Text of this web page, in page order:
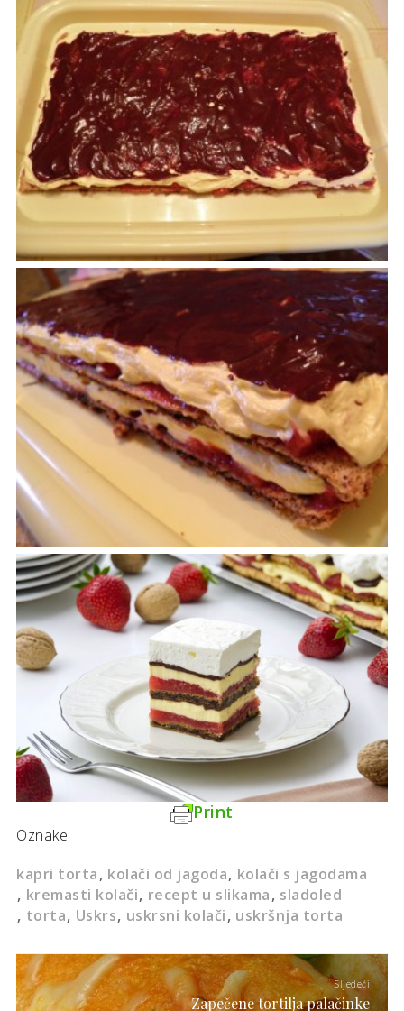
Print
Oznake:
kapri torta kolači od jagoda kolači s jagodama
kremasti kolači recept u slikama sladoled
torta Uskrs uskrsni kolači uskršnja torta
Sljedeći
Zapečene tortilja palačinke